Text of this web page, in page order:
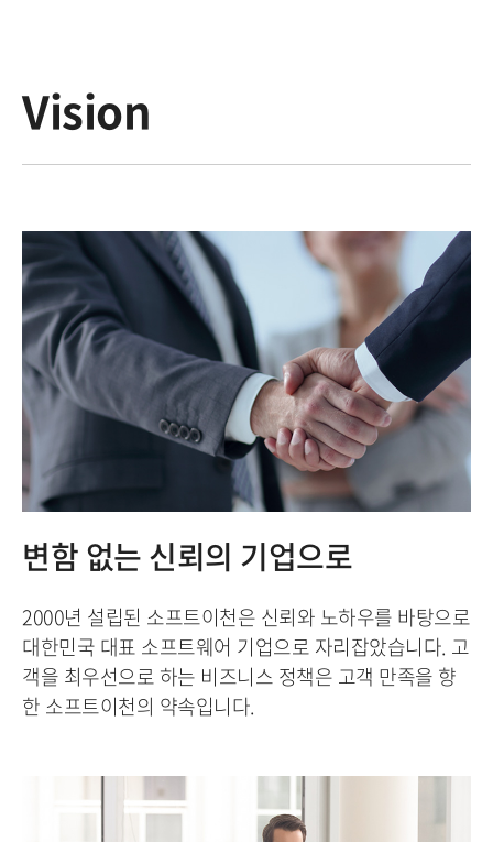
Vision
변함 없는 신뢰의 기업으로
2000년 설립된 소프트이천은 신뢰와 노하우를 바탕으로
대한민국 대표 소프트웨어 기업으로 자리잡았습니다. 고
객을 최우선으로 하는 비즈니스 정책은 고객 만족을 향
한 소프트이천의 약속입니다.